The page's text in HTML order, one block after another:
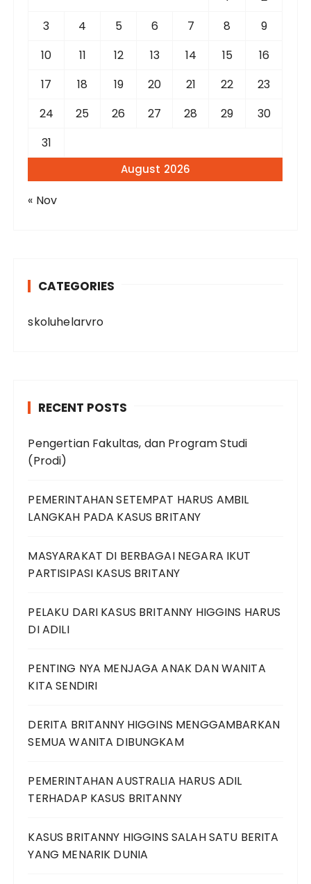
August 2026
3
4 5 6 7 8
9
10
11 12 13 14 15
16
17
18 19 20 21 22
23
24
25 26 27 28 29
30
31
« Nov
CATEGORIES
skoluhelarvro
RECENT POSTS
Pengertian Fakultas, dan Program Studi
(Prodi)
PEMERINTAHAN SETEMPAT HARUS AMBIL
LANGKAH PADA KASUS BRITANY
MASYARAKAT DI BERBAGAI NEGARA IKUT
PARTISIPASI KASUS BRITANY
PELAKU DARI KASUS BRITANNY HIGGINS HARUS
DI ADILI
PENTING NYA MENJAGA ANAK DAN WANITA
KITA SENDIRI
DERITA BRITANNY HIGGINS MENGGAMBARKAN
SEMUA WANITA DIBUNGKAM
PEMERINTAHAN AUSTRALIA HARUS ADIL
TERHADAP KASUS BRITANNY
KASUS BRITANNY HIGGINS SALAH SATU BERITA
YANG MENARIK DUNIA